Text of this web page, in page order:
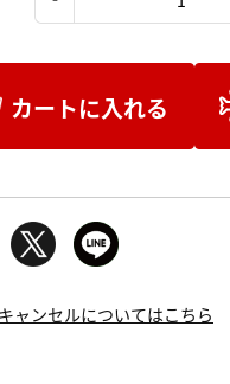
カートに入れる
ャンセルについてはこちら